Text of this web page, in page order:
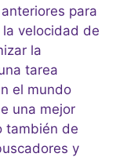
para
velocidad de
la
tarea
el mundo
una mejor
también de
y